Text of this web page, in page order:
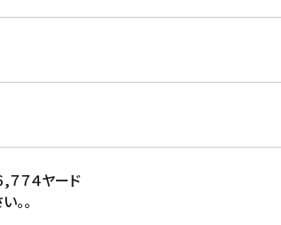
７７４ヤード
。